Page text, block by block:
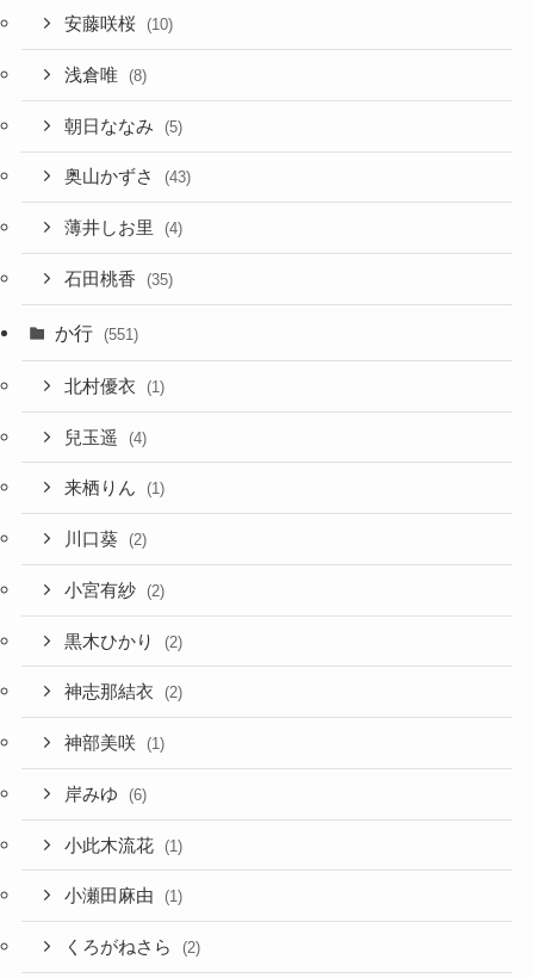
安藤咲桜 (10)
浅倉唯 (8)
朝日ななみ (5)
奥山かずさ (43)
薄井しお里 (4)
石田桃香 (35)
か行 (551)
北村優衣 (1)
兒玉遥 (4)
来栖りん (1)
川口葵 (2)
小宮有紗 (2)
黒木ひかり (2)
神志那結衣 (2)
神部美咲 (1)
岸みゆ (6)
小此木流花 (1)
小瀬田麻由 (1)
くろがねさら (2)